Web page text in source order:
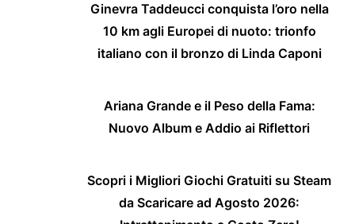
Ginevra Taddeucci conquista l’oro nella
10 km agli Europei di nuoto: trionfo
italiano con il bronzo di Linda Caponi
Ariana Grande e il Peso della Fama:
Nuovo Album e Addio ai Riflettori
Scopri i Migliori Giochi Gratuiti su Steam
da Scaricare ad Agosto 2026: